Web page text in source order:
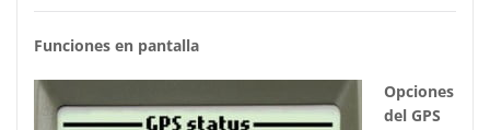
Funciones en pantalla
Opciones
del GPS